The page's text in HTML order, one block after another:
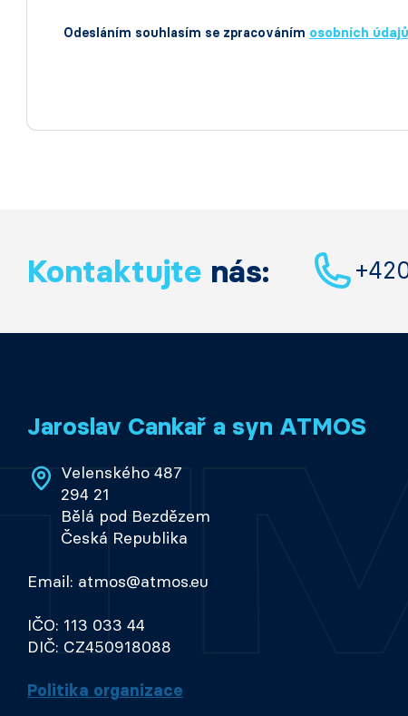
Odesláním souhlasím se zpracováním osobních údajů
Kontaktujte nás:
Jaroslav Cankař a syn ATMOS
Velenského 487
294 21
Bělá pod Bezdězem
Česká Republika
Email: atmos@atmos.eu
IČO: 113 033 44
DIČ: CZ450918088
Politika organizace